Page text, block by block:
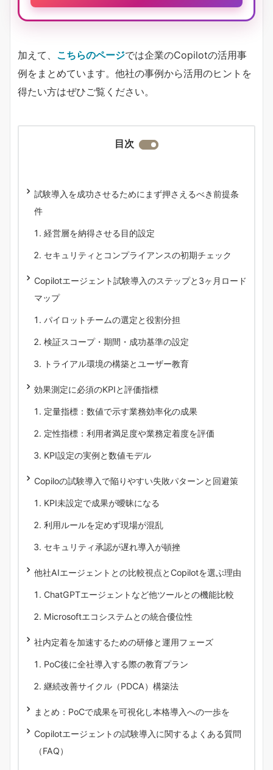
加えて、 こちらのページでは企業のCopilotの活用事
例をまとめています。他社の事例から活用のヒントを
得たい方はぜひご覧ください。
目次
試験導入を成功させるためにまず押さえるべき前提条
件
経営層を納得させる目的設定
セキュリティとコンプライアンスの初期チェック
Copilotエージェント試験導入のステップと3ヶ月ロード
マップ
パイロットチームの選定と役割分担
検証スコープ・期間・成功基準の設定
トライアル環境の構築とユーザー教育
効果測定に必須のKPIと評価指標
定量指標：数値で示す業務効率化の成果
定性指標：利用者満足度や業務定着度を評価
KPI設定の実例と数値モデル
Copiloの試験導入で陥りやすい失敗パターンと回避策
KPI未設定で成果が曖昧になる
利用ルールを定めず現場が混乱
セキュリティ承認が遅れ導入が頓挫
他社AIエージェントとの比較視点とCopilotを選ぶ理由
ChatGPTエージェントなど他ツールとの機能比較
Microsoftエコシステムとの統合優位性
社内定着を加速するための研修と運用フェーズ
PoC後に全社導入する際の教育プラン
継続改善サイクル（PDCA）構築法
まとめ：PoCで成果を可視化し本格導入への一歩を
Copilotエージェントの試験導入に関するよくある質問
（FAQ）